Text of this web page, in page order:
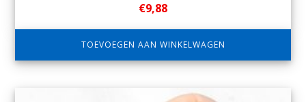
€9,88
TOEVOEGEN AAN WINKELWAGEN